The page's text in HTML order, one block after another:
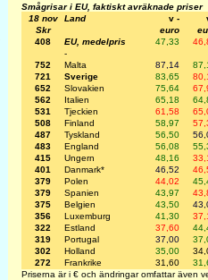
Smågrisar i EU, faktiskt avräknade priser
18 nov
Land v -
Skr
euro
408
EU, medelpris 47,33
-
752
Malta 87,14
721
Sverige 83,65
652
Slovakien 75,64
562
Italien 65,18
531
Tjeckien 61,58
508
Finland 58,97
487
Tyskland 56,50
483
England 56,08
415
Ungern 48,16
401
Danmark* 46,52
379
Polen 44,02
379
Spanien 43,97
375
Belgien 43,50
356
Luxemburg 41,30
322
Estland 37,60
319
Portugal 37,00
302
Holland 35,00
272
Frankrike 31,60
Priserna är i € och ändringar omfattar även